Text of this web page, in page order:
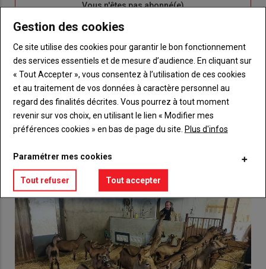
Sous-
Vous n'êtes pas abonné(e)
TITRE CRÉEZ UN COMPTE
BodyChoisissez votre formule et créez votre
compte pour accéder à tout {nom-site}.
Lien Créez un compte
Gestion des cookies
Ce site utilise des cookies pour garantir le bon fonctionnement
des services essentiels et de mesure d’audience. En cliquant sur
« Tout Accepter », vous consentez à l’utilisation de ces cookies
et au traitement de vos données à caractère personnel au
regard des finalités décrites. Vous pourrez à tout moment
revenir sur vos choix, en utilisant le lien « Modifier mes
préférences cookies » en bas de page du site. Plus d'infos
Paramétrer mes cookies
Tout refuser Tout accepter